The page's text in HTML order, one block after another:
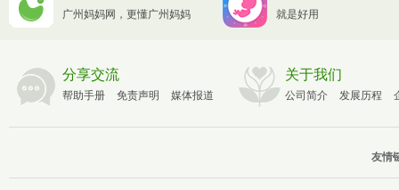
广州妈妈网，更懂广州妈妈 就是好用
分享交流
帮助手册 免责声明 媒体报道
关于我们
公司简介 发展历程
友情